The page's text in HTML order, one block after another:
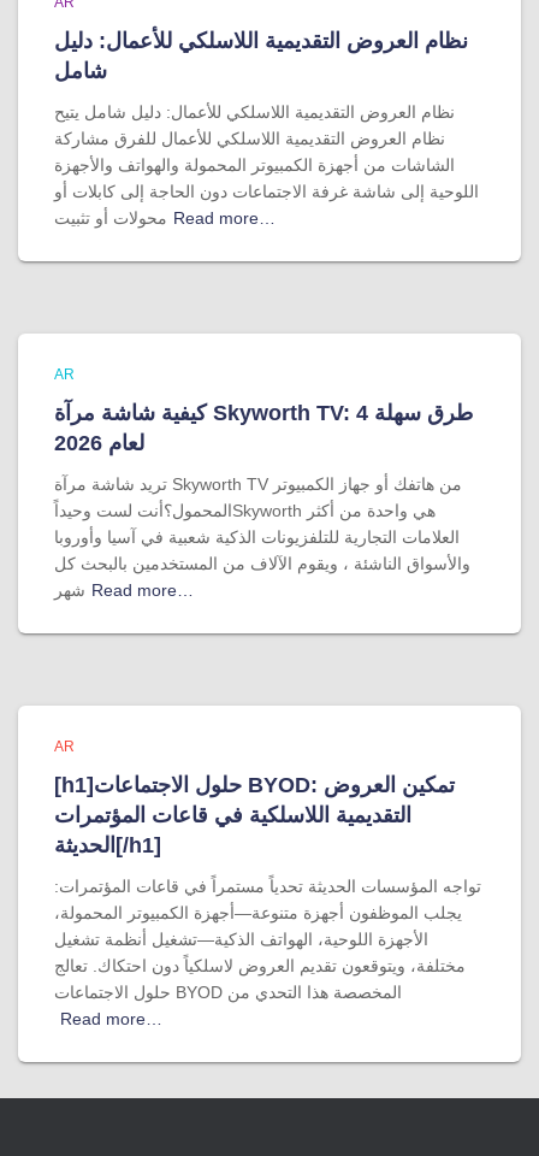
نظام العروض التقديمية اللاسلكي للأعمال: دليل
شامل
نظام العروض التقديمية اللاسلكي للأعمال: دليل شامل يتيح
نظام العروض التقديمية اللاسلكي للأعمال للفرق مشاركة
الشاشات من أجهزة الكمبيوتر المحمولة والهواتف والأجهزة
اللوحية إلى شاشة غرفة الاجتماعات دون الحاجة إلى كابلات أو
محولات أو تثبيت Read more…
AR
كيفية شاشة مرآة Skyworth TV: 4 طرق سهلة
لعام 2026
تريد شاشة مرآة Skyworth TV من هاتفك أو جهاز الكمبيوتر
المحمول؟أنت لست وحيداًSkyworth هي واحدة من أكثر
العلامات التجارية للتلفزيونات الذكية شعبية في آسيا وأوروبا
والأسواق الناشئة ، ويقوم الآلاف من المستخدمين بالبحث كل
شهر Read more…
AR
[h1]حلول الاجتماعات BYOD: تمكين العروض
التقديمية اللاسلكية في قاعات المؤتمرات
الحديثة[/h1]
تواجه المؤسسات الحديثة تحدياً مستمراً في قاعات المؤتمرات:
يجلب الموظفون أجهزة متنوعة—أجهزة الكمبيوتر المحمولة،
الأجهزة اللوحية، الهواتف الذكية—تشغيل أنظمة تشغيل
مختلفة، ويتوقعون تقديم العروض لاسلكياً دون احتكاك. تعالج
حلول الاجتماعات BYOD المخصصة هذا التحدي من
Read more…